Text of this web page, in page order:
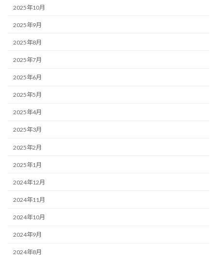
2025年10月
2025年9月
2025年8月
2025年7月
2025年6月
2025年5月
2025年4月
2025年3月
2025年2月
2025年1月
2024年12月
2024年11月
2024年10月
2024年9月
2024年8月